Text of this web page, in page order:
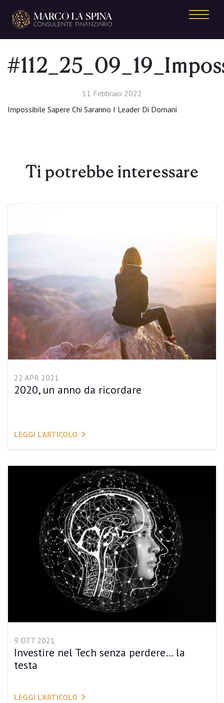
Navigazione principale
11 Febbraio 2022
Impossibile Sapere Chi Saranno I Leader Di Domani
Ti potrebbe interessare
22 APR 2021
2020, un anno da ricordare
LEGGI L’ARTICOLO
9 OTT 2021
Investire nel Tech senza perdere… la
testa
LEGGI L’ARTICOLO